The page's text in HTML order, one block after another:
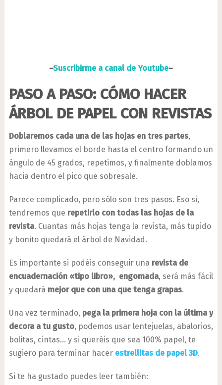
–Suscribirme a canal de Youtube–
PASO A PASO: CÓMO HACER
ÁRBOL DE PAPEL CON REVISTAS
Doblaremos cada una de las hojas en tres partes,
primero llevamos el borde hasta el centro formando un
ángulo de 45 grados, repetimos, y finalmente doblamos
hacia dentro el pico que sobresale.
Parece complicado, pero sólo son tres pasos. Eso si,
tendremos que repetirlo con todas las hojas de la
revista. Cuantas más hojas tenga la revista, más tupido
y bonito quedará el árbol de Navidad.
Es importante si podéis conseguir una revista de
encuadernación «tipo libro», engomada, será más fácil
y quedará mejor que con una que tenga grapas.
Una vez terminado, pega la primera hoja con la última y
decora a tu gusto, podemos usar lentejuelas, abalorios,
bolitas, cintas… y si queréis que sea 100% papel, te
sugiero para terminar hacer estrellitas de papel 3D.
Si te ha gustado puedes leer también: